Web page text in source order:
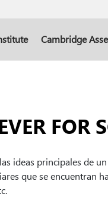
Cambridge
FOR
ideas principales de
que se encuentran